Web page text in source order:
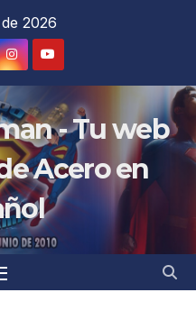
2026
- Tu web
Acero en